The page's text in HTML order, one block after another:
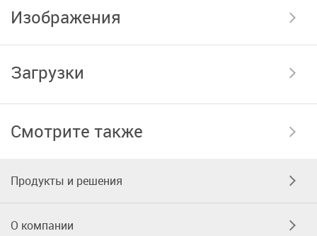
Изображения
Загрузки
Смотрите также
Продукты и решения
О компании